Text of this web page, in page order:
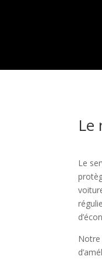
Le
Le
Notre